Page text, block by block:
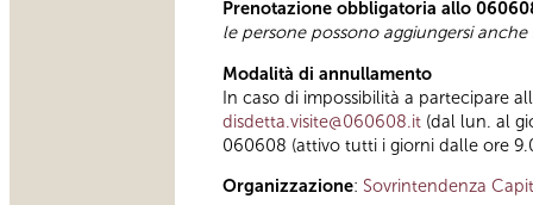
Prenotazione obbligatoria allo
le persone possono aggiungersi
Modalità di annullamento
In caso di impossibilità a partecipare
disdetta.visite@060608.it (dal lun. al
060608 (attivo tutti i giorni dalle ore
Organizzazione: Sovrintendenza